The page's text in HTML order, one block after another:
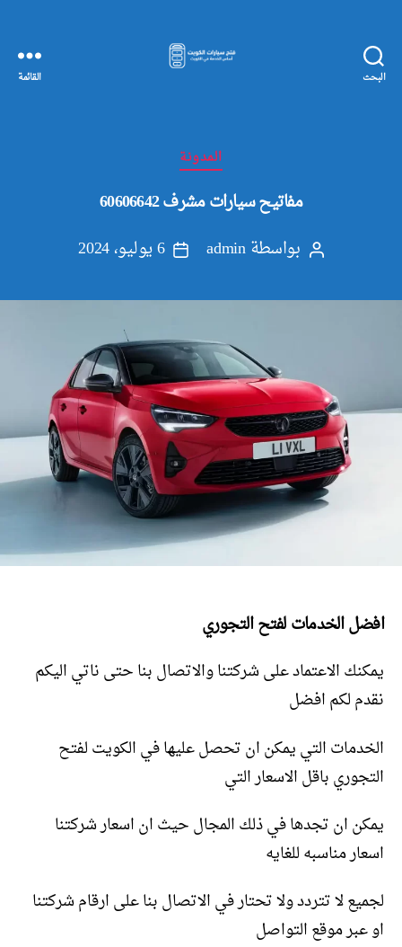
البحث
الكويت
القائمة
التصنيفاتالمدونة
مفاتيح سيارات مشرف 60606642
كاتببواسطةadmin
تاريخ
6 يوليو، 2024
افضل الخدمات لفتح التجوري
يمكنك الاعتماد على شركتنا والاتصال بنا حتى ناتي اليكم
نقدم لكم افضل
الخدمات التي يمكن ان تحصل عليها في الكويت لفتح
التجوري باقل الاسعار التي
يمكن ان تجدها في ذلك المجال حيث ان اسعار شركتنا
اسعار مناسبه للغايه
لجميع لا تتردد ولا تحتار في الاتصال بنا على ارقام شركتنا
او عبر موقع التواصل